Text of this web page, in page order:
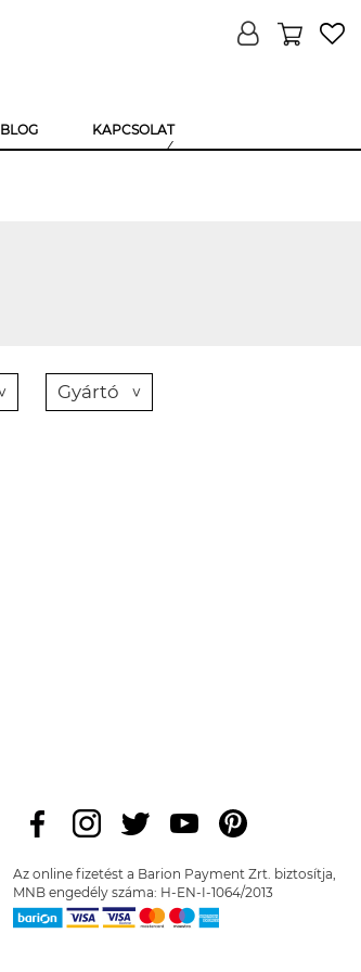
BLOG KAPCSOLAT
Gyártó
Az online fizetést a Barion Payment Zrt. biztosítja,
MNB engedély száma: H-EN-I-1064/2013